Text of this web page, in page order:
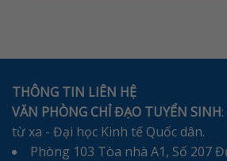
THÔNG TIN LIÊN HỆ
VĂN PHÒNG CHỈ ĐẠO TUYỂN SINH
từ xa - Đại học Kinh tế Quốc dân.
Phòng 103 Tòa nhà A1, Số 207